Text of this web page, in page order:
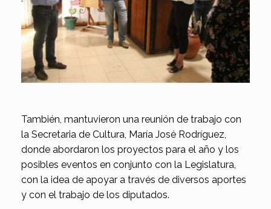
También, mantuvieron una reunión de trabajo con
la Secretaria de Cultura, María José Rodríguez,
donde abordaron los proyectos para el año y los
posibles eventos en conjunto con la Legislatura,
con la idea de apoyar a través de diversos aportes
y con el trabajo de los diputados.